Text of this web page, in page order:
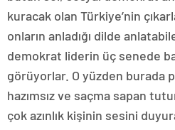
kuracak olan Türkiye’nin
onların anladığı dilde
demokrat liderin üç senede
görüyorlar. O yüzden burada
hazımsız ve saçma sapan
çok azınlık kişinin sesini